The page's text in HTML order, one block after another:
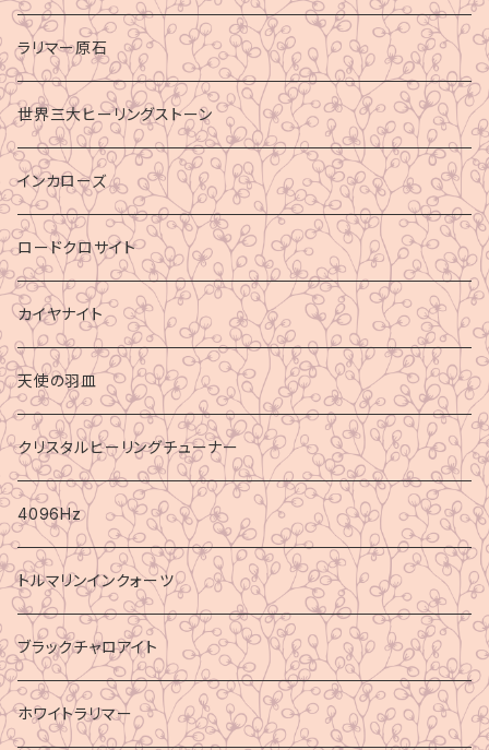
ラリマー原石
世界三大ヒーリングストーン
インカローズ
ロードクロサイト
カイヤナイト
天使の羽皿
クリスタルヒーリングチューナー
4096Hz
トルマリンインクォーツ
ブラックチャロアイト
ホワイトラリマー